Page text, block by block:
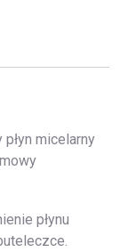
micelarny
płynu